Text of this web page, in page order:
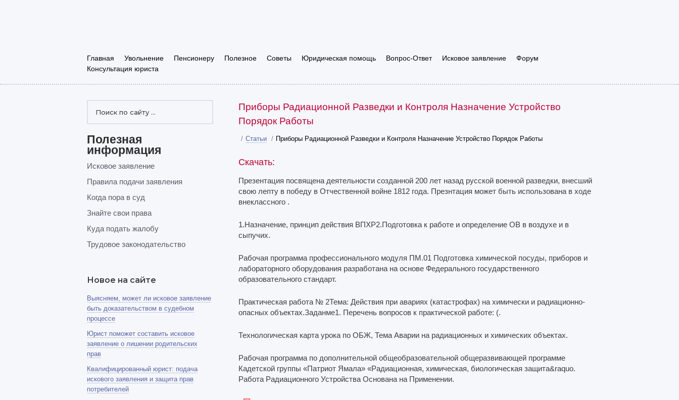
Главная Увольнение Пенсионеру Полезное Советы Юридическая помощь Вопрос-Ответ Исковое заявление
Форум
Консультация юриста
Приборы Радиационной Разведки и Контроля Назначение Устройство
Порядок Работы
/ Статьи / Приборы Радиационной Разведки и Контроля Назначение Устройство Порядок Работы
Скачать:
Презентация посвящена деятельности созданной 200 лет назад русской военной разведки, внесший
свою лепту в победу в Отчественной войне 1812 года. Презнтация может быть использована в ходе
внеклассного .
1.Назначение, принцип действия ВПХР2.Подготовка к работе и определение ОВ в воздухе и в
сыпучих.
Рабочая программа профессионального модуля ПМ.01 Подготовка химической посуды, приборов и
лабораторного оборудования разработана на основе Федерального государственного
образовательного стандарт.
Практическая работа № 2Тема: Действия при авариях (катастрофах) на химически и радиационно-
опасных объектах.Заданме1. Перечень вопросов к практической работе: (.
Технологическая карта урока по ОБЖ, Тема Аварии на радиационных и химических объектах.
Рабочая программа по дополнительной общеобразовательной общеразвивающей программе
Кадетской группы «Патриот Ямала» «Радиационная, химическая, биологическая защита&raquo.
Работа Радиационного Устройства Основана на Применении.
Полезная
информация
Исковое заявление
Правила подачи заявления
Когда пора в суд
Знайте свои права
Куда подать жалобу
Трудовое законодательство
Новое на сайте
Выясняем, может ли исковое заявление
быть доказательством в судебном
процессе
Юрист поможет составить исковое
заявление о лишении родительских
прав
Квалифицированный юрист: подача
искового заявления и защита прав
потребителей